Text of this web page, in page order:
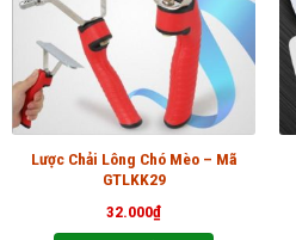
Lược Chải Lông Chó Mèo – Mã
GTLKK29
32.000₫